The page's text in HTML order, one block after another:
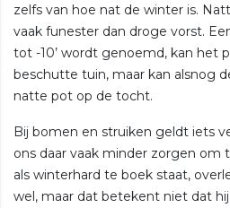
zelfs van hoe nat de winter is.
vaak funester dan droge vorst.
tot -10’ wordt genoemd, kan het
beschutte tuin, maar kan alsnog
natte pot op de tocht.
Bij bomen en struiken geldt iets
ons daar vaak minder zorgen om
als winterhard te boek staat,
wel, maar dat betekent niet dat